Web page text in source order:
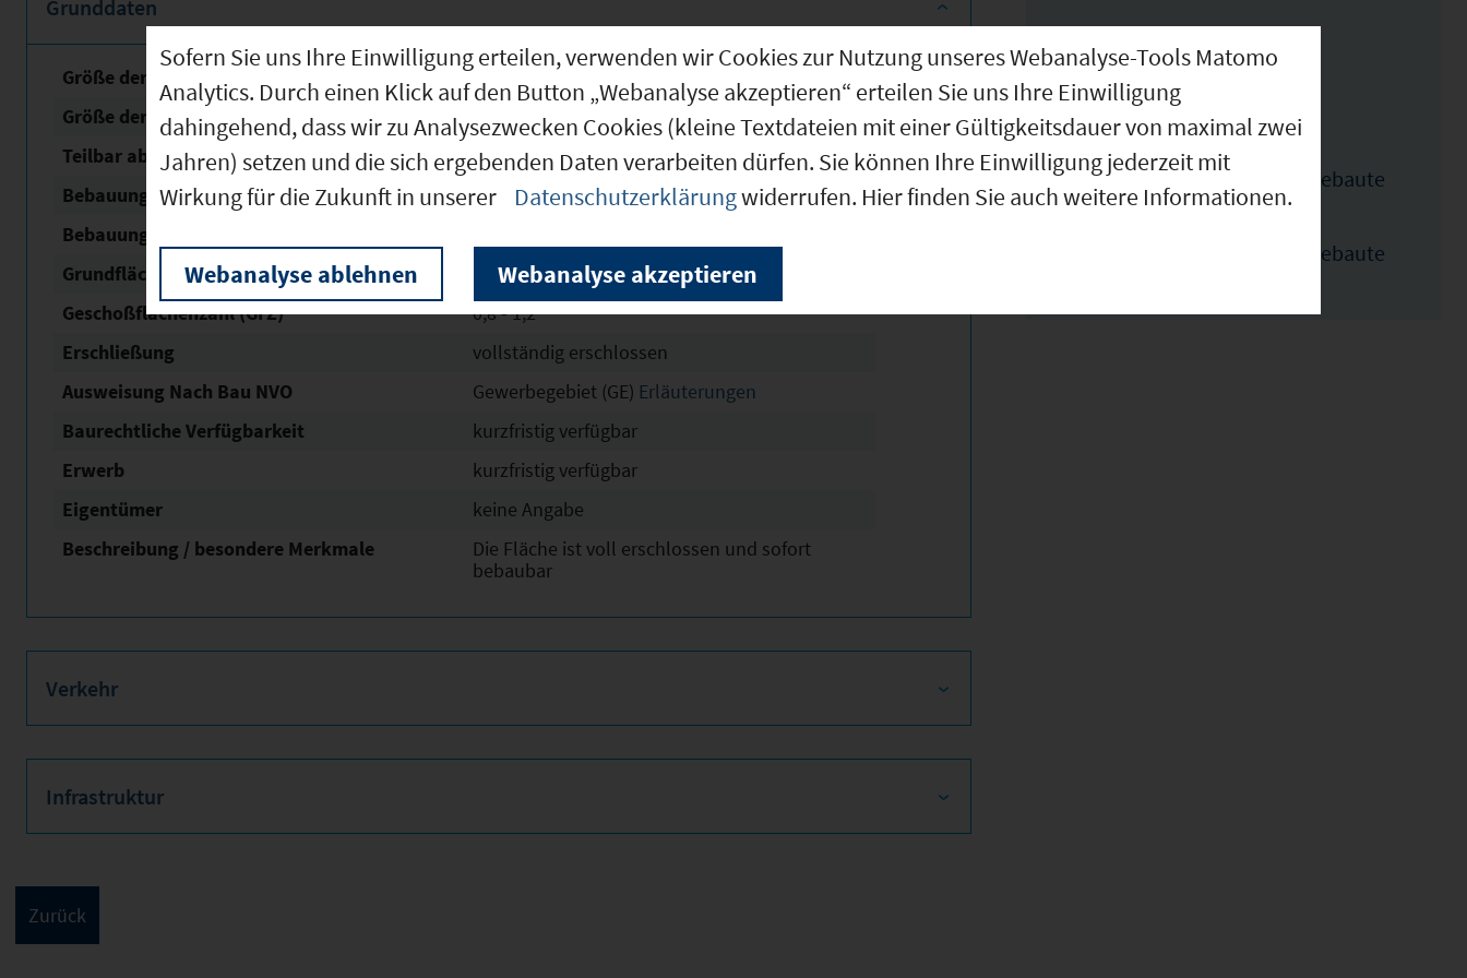
Grunddaten
Größe der unbebauten Fläche
5.000 m²
Größe der Fläche mit Baurecht
5.000 m²
Teilbar ab
2.500 m²
Bebauungsplan Nr. / Name
14 / Kellerfeld
Bebauungsplan Status
Grundflächen­zahl (GRZ)
0,4 - 0,8
Geschoßflächen­zahl (GFZ)
0,8 - 1,2
Erschließung
vollständig erschlossen
Ausweisung Nach Bau NVO
Gewerbegebiet (GE) Erläuterungen
Baurechtliche Verfügbarkeit
kurzfristig verfügbar
Erwerb
kurzfristig verfügbar
Eigentümer
keine Angabe
Beschreibung / besondere Merkmale
Die Fläche ist voll erschlossen und sofort
bebaubar
Verkehr
Infrastruktur
Weitere Flächen im
Gebiet
Flächennnummer 1 : Unbebaute
Fläche 5000.0 m²
Flächennnummer 2 : Unbebaute
Sofern Sie uns Ihre Einwilligung erteilen, verwenden wir Cookies zur Nutzung unseres Webanalyse-Tools Matomo
Analytics. Durch einen Klick auf den Button „Webanalyse akzeptieren“ erteilen Sie uns Ihre Einwilligung
dahingehend, dass wir zu Analysezwecken Cookies (kleine Textdateien mit einer Gültigkeitsdauer von maximal zwei
Jahren) setzen und die sich ergebenden Daten verarbeiten dürfen. Sie können Ihre Einwilligung jederzeit mit
Wirkung für die Zukunft in unserer
Datenschutzerklärungwiderrufen. Hier finden Sie auch weitere Informationen.
Webanalyse ablehnen Webanalyse akzeptieren